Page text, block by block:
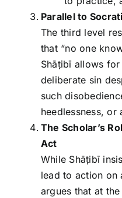
Parallel to
The third level
that “no one
Shāṭibī allows
deliberate sin
such
heedlessness, or
The Scholar’s
Act
While Shāṭibī
lead to action on
argues that at